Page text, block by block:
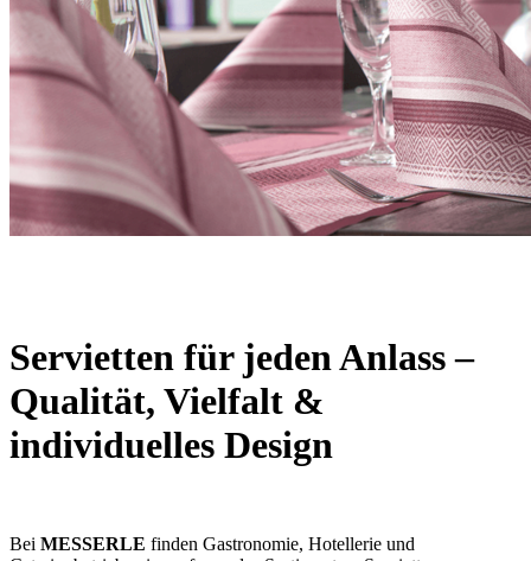
Servietten für jeden Anlass –
Qualität, Vielfalt &
individuelles Design
Bei MESSERLE finden Gastronomie, Hotellerie und